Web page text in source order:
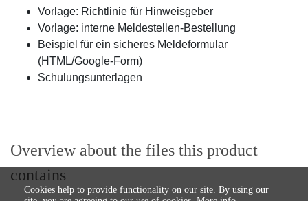
Vorlage: Richtlinie für Hinweisgeber
Vorlage: interne Meldestellen-Bestellung
Beispiel für ein sicheres Meldeformular
(HTML/Google-Form)
Schulungsunterlagen
Overview about the files this product
contains
Cookies help to provide functionality on our site. By using our